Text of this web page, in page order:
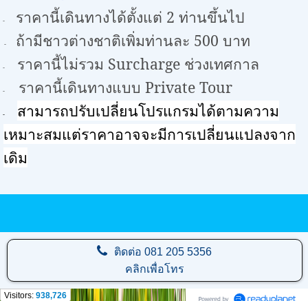
ราคานี้เดินทางได้ตั้งแต่ 2 ท่านขึ้นไป
ถ้ามีชาวต่างชาติเพิ่มท่านละ 500 บาท
ราคานี้ไม่รวม Surcharge ช่วงเทศกาล
ราคานี้เดินทางแบบ Private Tour
สามารถปรับเปลี่ยนโปรแกรมได้ตามความ
เหมาะสมแต่ราคาอาจจะมีการเปลี่ยนแปลงจาก
เดิม
ติดต่อ081 205 5356
คลิกเพื่อโทร
Visitors: 938,726